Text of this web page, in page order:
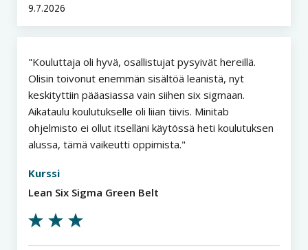
9.7.2026
Kouluttaja oli hyvä, osallistujat pysyivät hereillä.
Olisin toivonut enemmän sisältöä leanistä, nyt
keskityttiin pääasiassa vain siihen six sigmaan.
Aikataulu koulutukselle oli liian tiivis. Minitab
ohjelmisto ei ollut itselläni käytössä heti koulutuksen
alussa, tämä vaikeutti oppimista.
Kurssi
Lean Six Sigma Green Belt